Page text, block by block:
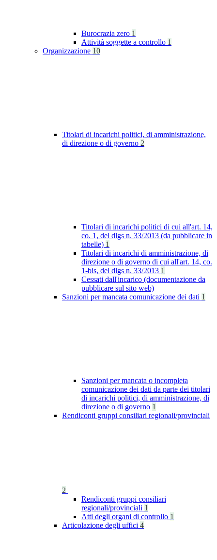
Burocrazia zero 1
Attività soggette a controllo 1
Organizzazione 10
Titolari di incarichi politici, di amministrazione,
di direzione o di governo 2
Titolari di incarichi politici di cui all'art. 14,
co. 1, del dlgs n. 33/2013 (da pubblicare in
tabelle) 1
Titolari di incarichi di amministrazione, di
direzione o di governo di cui all'art. 14, co.
1-bis, del dlgs n. 33/2013 1
Cessati dall'incarico (documentazione da
pubblicare sul sito web)
Sanzioni per mancata comunicazione dei dati 1
Sanzioni per mancata o incompleta
comunicazione dei dati da parte dei titolari
di incarichi politici, di amministrazione, di
direzione o di governo 1
Rendiconti gruppi consiliari regionali/provinciali
2
Rendiconti gruppi consiliari
regionali/provinciali 1
Atti degli organi di controllo 1
Articolazione degli uffici 4